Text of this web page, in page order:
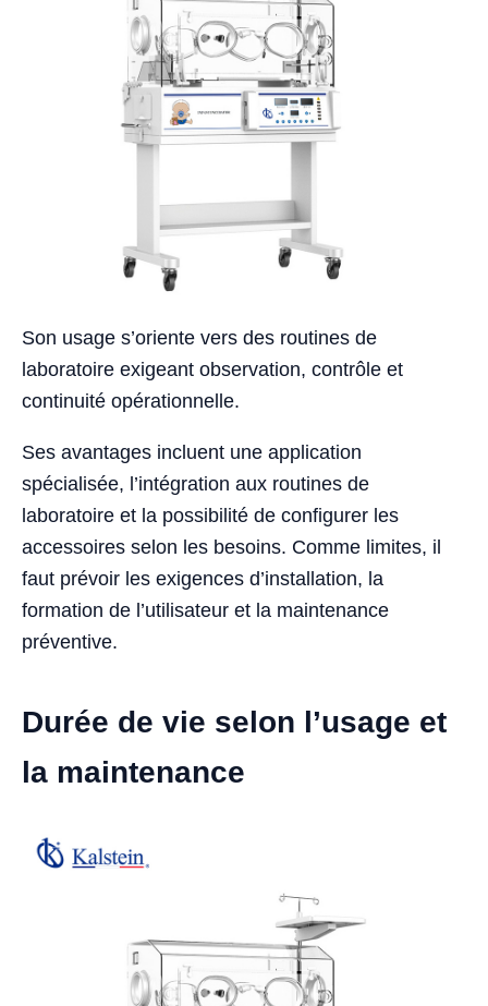
Son usage s’oriente vers des routines de
laboratoire exigeant observation, contrôle et
continuité opérationnelle.
Ses avantages incluent une application
spécialisée, l’intégration aux routines de
laboratoire et la possibilité de configurer les
accessoires selon les besoins. Comme limites, il
faut prévoir les exigences d’installation, la
formation de l’utilisateur et la maintenance
préventive.
Durée de vie selon l’usage et
la maintenance